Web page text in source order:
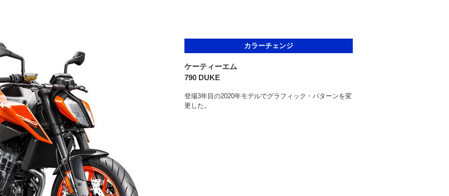
カラーチェンジ
ケーティーエム
790 DUKE
登場3年目の2020年モデルでグラフィック・パターンを変
更した。